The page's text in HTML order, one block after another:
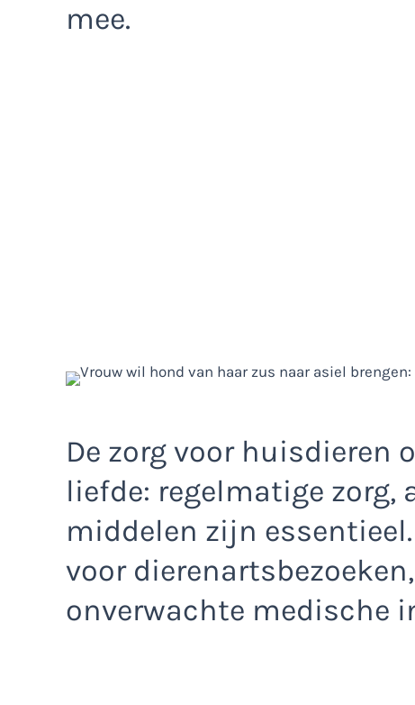
mee.
De zorg voor huisdieren
liefde: regelmatige
middelen zijn
voor
onverwachte medische